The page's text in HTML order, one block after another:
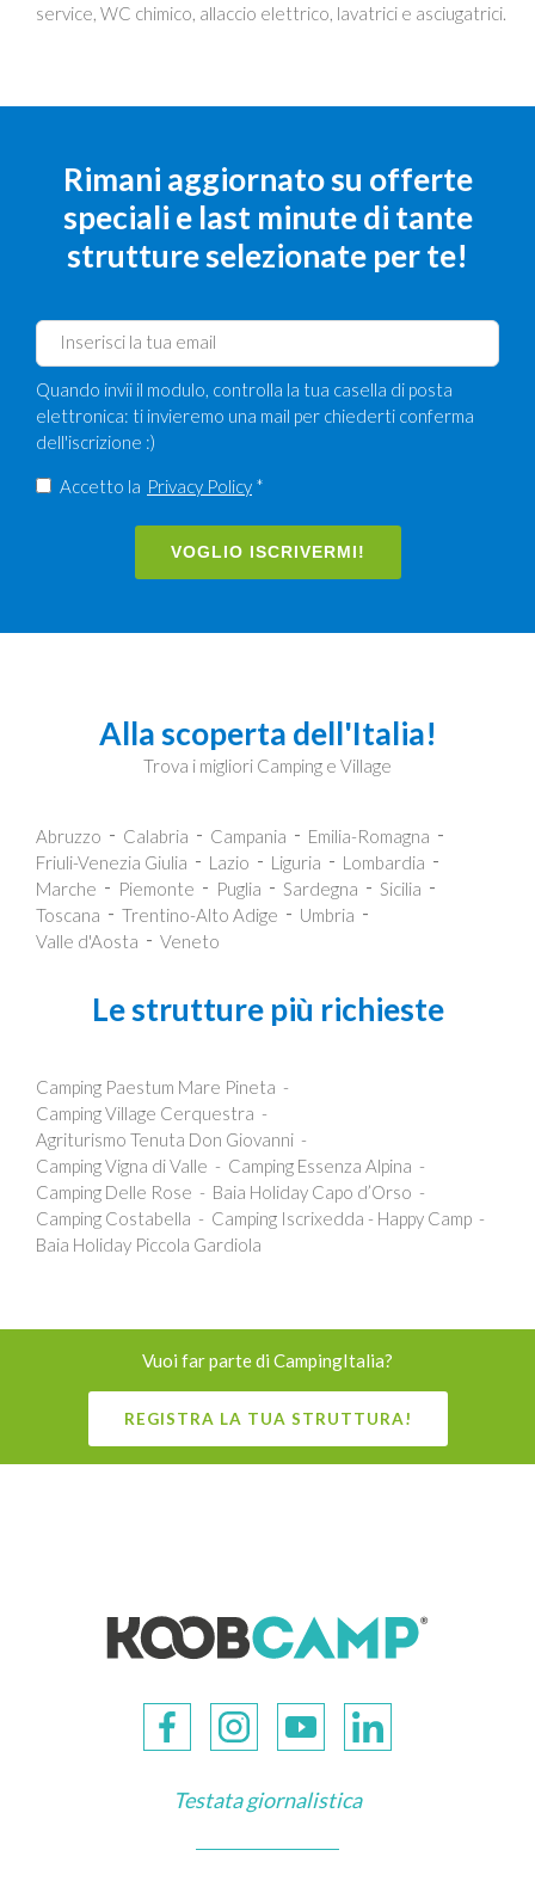
service, WC chimico, allaccio elettrico, lavatrici e asciugatrici.
Rimani aggiornato su offerte
speciali e last minute di tante
strutture selezionate per te!
Quando invii il modulo, controlla la tua casella di posta
elettronica: ti invieremo una mail per chiederti conferma
dell'iscrizione :)
Accetto la Privacy Policy *
VOGLIO ISCRIVERMI!
Alla scoperta dell'Italia!
Trova i migliori Camping e Village
Abruzzo Calabria Campania
Emilia-Romagna
Friuli-Venezia Giulia
Lazio Liguria
Lombardia
Marche
Piemonte Puglia Sardegna
Sicilia
Toscana
Trentino-Alto Adige
Umbria
Valle d'Aosta
Veneto
Le strutture più richieste
Camping Paestum Mare Pineta
Camping Village Cerquestra
Agriturismo Tenuta Don Giovanni
Camping Vigna di Valle
Camping Essenza Alpina
Camping Delle Rose
Baia Holiday Capo d’Orso
Camping Costabella
Camping Iscrixedda - Happy Camp
Baia Holiday Piccola Gardiola
Vuoi far parte di CampingItalia?
REGISTRA LA TUA STRUTTURA!
Testata giornalistica